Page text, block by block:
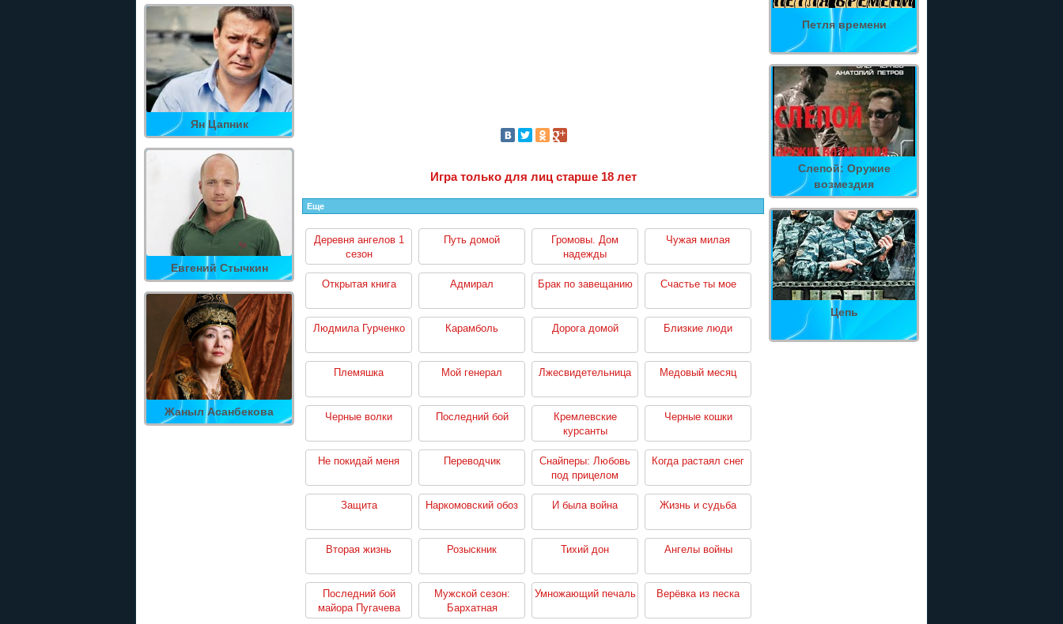
Ян Цапник
Евгений Стычкин
Жаныл Асанбекова
Петля времени
Слепой: Оружие
возмездия
Цепь
Игра только для лиц старше 18 лет
Еще
Деревня ангелов 1
сезон
Путь домой
Громовы. Дом
надежды
Чужая милая
Открытая книга Адмирал Брак по завещанию Счастье ты мое
Людмила Гурченко Карамболь Дорога домой Близкие люди
Племяшка Мой генерал Лжесвидетельница Медовый месяц
Черные волки Последний бой
Кремлевские
курсанты
Черные кошки
Не покидай меня Переводчик
Снайперы: Любовь
под прицелом
Когда растаял снег
Защита Наркомовский обоз И была война Жизнь и судьба
Вторая жизнь Розыскник Тихий дон Ангелы войны
Последний бой
майора Пугачева
Мужской сезон:
Бархатная
Умножающий печаль Верёвка из песка